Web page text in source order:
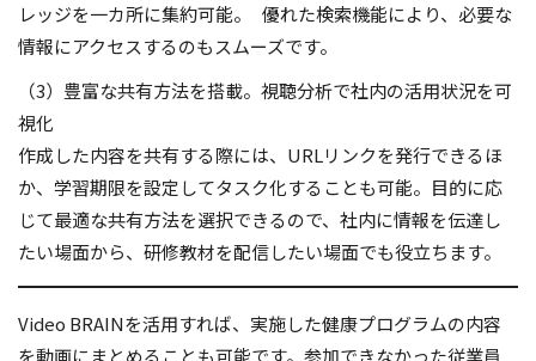
レッジを一カ所に集約可能。 優れた検索機能により、必要な
情報にアクセスするのもスムーズです。
（3）豊富な共有方法を搭載。視聴分析で社内の活用状況を可
視化
作成した内容を共有する際には、URLリンクを発行できるほ
か、学習期限を設定してタスク化することも可能。目的に応
じて最適な共有方法を選択できるので、社内に情報を伝達し
たい場面から、研修教材を配信したい場面でも役立ちます。
Video BRAINを活用すれば、実施した健康プログラムの内容
を動画にまとめることも可能です。参加できなかった従業員